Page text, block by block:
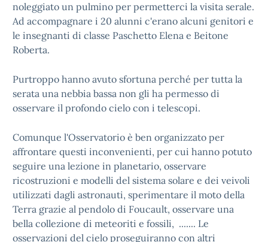
noleggiato un pulmino per permetterci la visita serale.
Ad accompagnare i 20 alunni c'erano alcuni genitori e
le insegnanti di classe Paschetto Elena e Beitone
Roberta.
Purtroppo hanno avuto sfortuna perché per tutta la
serata una nebbia bassa non gli ha permesso di
osservare il profondo cielo con i telescopi.
Comunque l'Osservatorio è ben organizzato per
affrontare questi inconvenienti, per cui hanno potuto
seguire una lezione in planetario, osservare
ricostruzioni e modelli del sistema solare e dei veivoli
utilizzati dagli astronauti, sperimentare il moto della
Terra grazie al pendolo di Foucault, osservare una
bella collezione di meteoriti e fossili, ....... Le
osservazioni del cielo proseguiranno con altri